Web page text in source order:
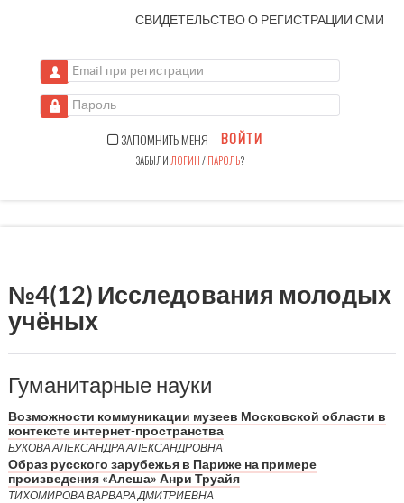
СВИДЕТЕЛЬСТВО О РЕГИСТРАЦИИСМИ
Email при регистрации
Пароль
ЗАПОМНИТЬ МЕНЯ ВОЙТИ
ЗАБЫЛИ ЛОГИН/ПАРОЛЬ?
№4(12) Исследования молодых
учёных
Гуманитарные науки
Возможности коммуникации музеев Московской области в
контексте интернет-пространства
БУКОВА АЛЕКСАНДРА АЛЕКСАНДРОВНА
Образ русского зарубежья в Париже на примере
произведения «Алеша» Анри Труайя
ТИХОМИРОВА ВАРВАРА ДМИТРИЕВНА